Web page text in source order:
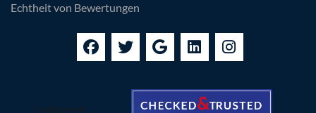
Echtheit von Bewertungen